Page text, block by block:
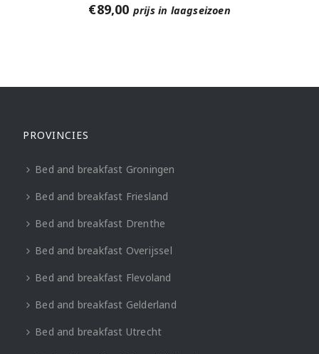
€89,00 prijs in laagseizoen
PROVINCIES
Bed and breakfast Groningen
Bed and breakfast Friesland
Bed and breakfast Drenthe
Bed and breakfast Overijssel
Bed and breakfast Flevoland
Bed and breakfast Gelderland
Bed and breakfast Utrecht